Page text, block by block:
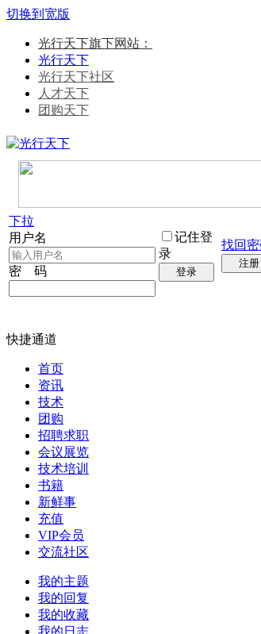
切换到宽版
光行天下旗下网站：
光行天下
光行天下社区
人才天下
团购天下
下拉
用户名
密 码
记住登
录
登录
找回
注册
快捷通道
首页
资讯
技术
团购
招聘求职
会议展览
技术培训
书籍
新鲜事
充值
VIP会员
交流社区
我的主题
我的回复
我的收藏
我的日志